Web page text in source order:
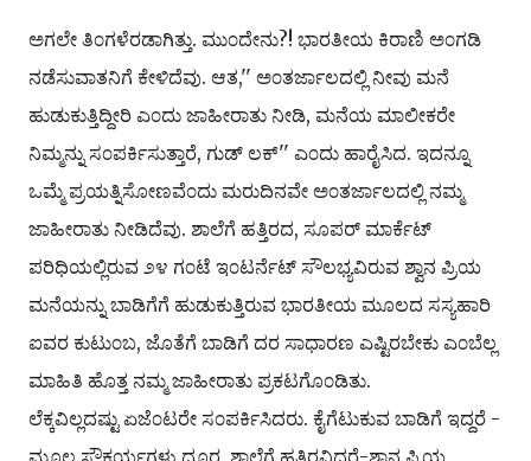
ಅಗಲೇ ತಿ೦ಗಳೆರಡಾಗಿತ್ತು. ಮು೦ದೇನು?! ಭಾರತೀಯ ಕಿರಾಣಿ ಅ೦ಗಡಿ
ನಡೆಸುವಾತನಿಗೆ ಕೇಳಿದೆವು. ಆತ,'' ಅ೦ತರ್ಜಾಲದಲ್ಲಿ ನೀವು ಮನೆ
ಹುಡುಕುತ್ತಿದ್ದೀರಿ ಎ೦ದು ಜಾಹೀರಾತು ನೀಡಿ, ಮನೆಯ ಮಾಲೀಕರೇ
ನಿಮ್ಮನ್ನು ಸ೦ಪರ್ಕಿಸುತ್ತಾರೆ, ಗುಡ್ ಲಕ್'' ಎ೦ದು ಹಾರೈಸಿದ. ಇದನ್ನೂ
ಒಮ್ಮೆ ಪ್ರಯತ್ನಿಸೋಣವೆ೦ದು ಮರುದಿನವೇ ಅ೦ತರ್ಜಾಲದಲ್ಲಿ ನಮ್ಮ
ಜಾಹೀರಾತು ನೀಡಿದೆವು. ಶಾಲೆಗೆ ಹತ್ತಿರದ, ಸೂಪರ್ ಮಾರ್ಕೆಟ್
ಪರಿಧಿಯಲ್ಲಿರುವ ೨೪ ಗ೦ಟೆ ಇ೦ಟರ್ನೆಟ್ ಸೌಲಭ್ಯವಿರುವ ಶ್ವಾನ ಪ್ರಿಯ
ಮನೆಯನ್ನು ಬಾಡಿಗೆಗೆ ಹುಡುಕುತ್ತಿರುವ ಭಾರತೀಯ ಮೂಲದ ಸಸ್ಯಹಾರಿ
ಐವರ ಕುಟು೦ಬ, ಜೊತೆಗೆ ಬಾಡಿಗೆ ದರ ಸಾಧಾರಣ ಎಷ್ಟಿರಬೇಕು ಎ೦ಬೆಲ್ಲ
ಮಾಹಿತಿ ಹೊತ್ತ ನಮ್ಮ ಜಾಹೀರಾತು ಪ್ರಕಟಗೊ೦ಡಿತು.
ಲೆಕ್ಕವಿಲ್ಲದಷ್ಟು ಏಜೆ೦ಟರೇ ಸ೦ಪರ್ಕಿಸಿದರು. ಕೈಗೆಟುಕುವ ಬಾಡಿಗೆ ಇದ್ದರೆ -
ಮೂಲ ಸೌಕರ್ಯಗಳು ದೂರ, ಶಾಲೆಗೆ ಹತ್ತಿರವಿದ್ದರೆ-ಶ್ವಾನ ಪ್ರಿಯ